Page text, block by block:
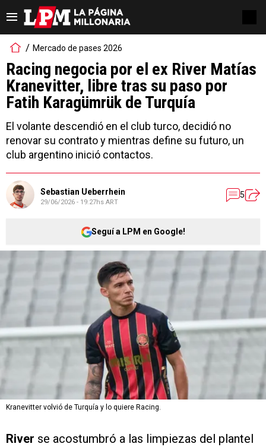
Mercado de pases 2026
Racing negocia por el ex River Matías
Kranevitter, libre tras su paso por
Fatih Karagümrük de Turquía
El volante descendió en el club turco, decidió no
renovar su contrato y mientras define su futuro, un
club argentino inició contactos.
Sebastian Ueberrhein
29/06/2026 - 19:27hs ART
5
Seguí a LPM en Google!
Kranevitter volvió de Turquía y lo quiere Racing.
River se acostumbró a las limpiezas del plantel